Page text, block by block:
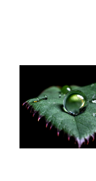
Supraleiter
Das Osterei